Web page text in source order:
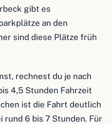
gibt es
an den
sind diese Plätze früh
rechnest du je nach
4,5 Stunden Fahrzeit
ist die Fahrt deutlich
6 bis 7 Stunden. Für